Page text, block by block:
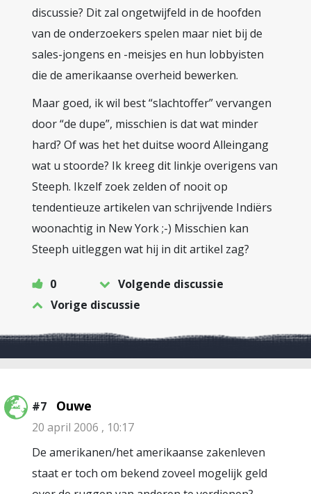
discussie? Dit zal ongetwijfeld in de hoofden
van de onderzoekers spelen maar niet bij de
sales-jongens en -meisjes en hun lobbyisten
die de amerikaanse overheid bewerken.
Maar goed, ik wil best “slachtoffer” vervangen
door “de dupe”, misschien is dat wat minder
hard? Of was het het duitse woord Alleingang
wat u stoorde? Ik kreeg dit linkje overigens van
Steeph. Ikzelf zoek zelden of nooit op
tendentieuze artikelen van schrijvende Indiërs
woonachtig in New York ;-) Misschien kan
Steeph uitleggen wat hij in dit artikel zag?
0
Volgende discussie
Vorige discussie
#7 Ouwe
20 april 2006 , 10:17
De amerikanen/het amerikaanse zakenleven
staat er toch om bekend zoveel mogelijk geld